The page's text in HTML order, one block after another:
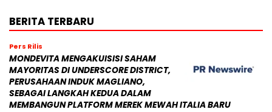
BERITA TERBARU
Pers Rilis
MONDEVITA MENGAKUISISI SAHAM
MAYORITAS DI UNDERSCORE DISTRICT,
PERUSAHAAN INDUK MAGLIANO,
SEBAGAI LANGKAH KEDUA DALAM
MEMBANGUN PLATFORM MEREK MEWAH ITALIA BARU